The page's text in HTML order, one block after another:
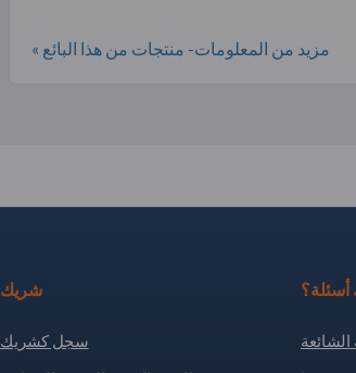
مزيد من المعلومات- منتجات من هذا البائع »
شريك
سجل كشريك
أسئلة؟
الشائعة